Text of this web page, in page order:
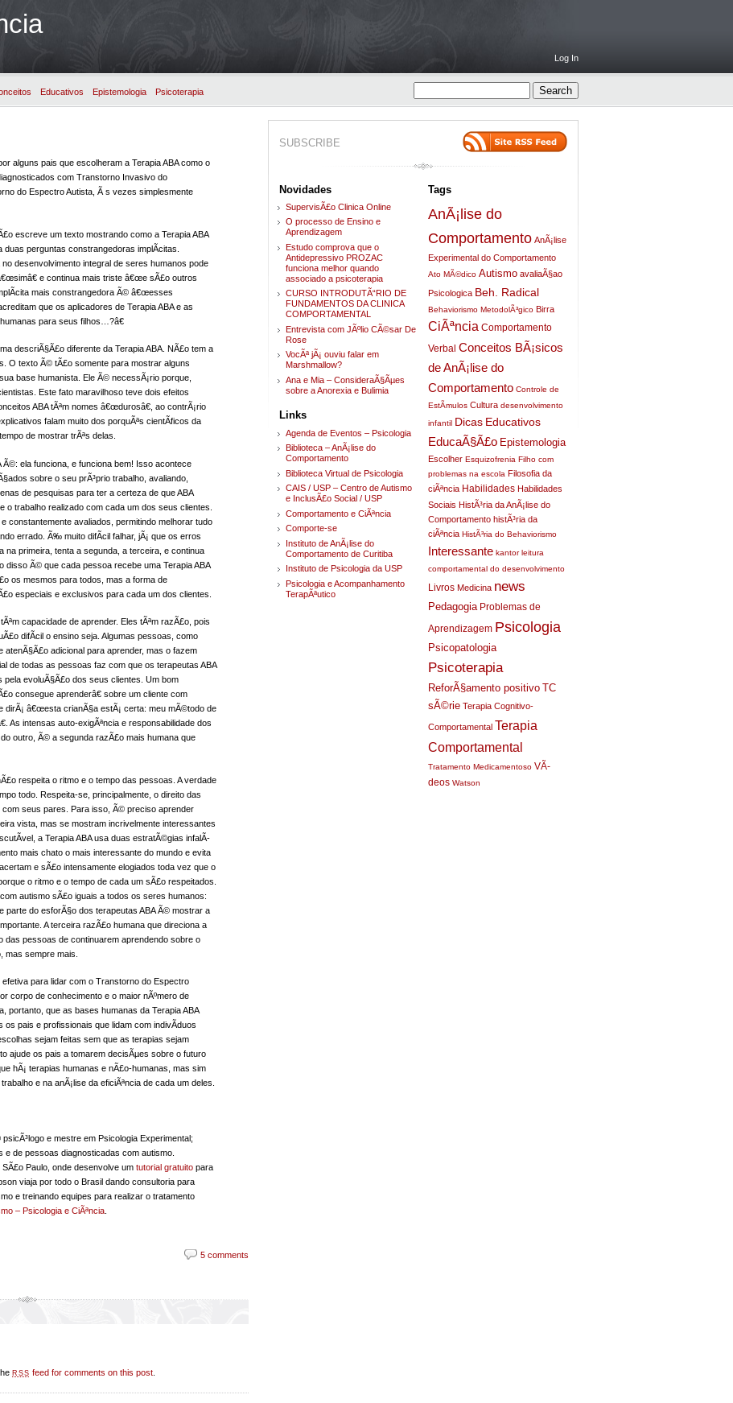
Log In
Educativos Epistemologia Psicoterapia
alguns pais que escolheram a Terapia ABA como o
com Transtorno Invasivo do
do Espectro Autista, Ã s vezes simplesmente
escreve um texto mostrando como a Terapia ABA
perguntas constrangedoras implÃ­citas.
desenvolvimento integral de seres humanos pode
e continua mais triste â€œe sÃ£o outros
mais constrangedora Ã© â€œesses
que os aplicadores de Terapia ABA e as
para seus filhos…?â€
descriÃ§Ã£o diferente da Terapia ABA. NÃ£o tem a
O texto Ã© tÃ£o somente para mostrar alguns
base humanista. Ele Ã© necessÃ¡rio porque,
Este fato maravilhoso teve dois efeitos
ABA tÃªm nomes â€œdurosâ€, ao contrÃ¡rio
falam muito dos porquÃªs cientÃ­ficos da
de mostrar trÃªs delas.
Ã©: ela funciona, e funciona bem! Isso acontece
sobre o seu prÃ³prio trabalho, avaliando,
de pesquisas para ter a certeza de que ABA
trabalho realizado com cada um dos seus clientes.
constantemente avaliados, permitindo melhorar tudo
errado. Ã‰ muito difÃ­cil falhar, jÃ¡ que os erros
na primeira, tenta a segunda, a terceira, e continua
Ã© que cada pessoa recebe uma Terapia ABA
os mesmos para todos, mas a forma de
especiais e exclusivos para cada um dos clientes.
capacidade de aprender. Eles tÃªm razÃ£o, pois
difÃ­cil o ensino seja. Algumas pessoas, como
adicional para aprender, mas o fazem
de todas as pessoas faz com que os terapeutas ABA
evoluÃ§Ã£o dos seus clientes. Um bom
consegue aprenderâ€ sobre um cliente com
â€œesta crianÃ§a estÃ¡ certa: meu mÃ©todo de
As intensas auto-exigÃªncia e responsabilidade dos
outro, Ã© a segunda razÃ£o mais humana que
respeita o ritmo e o tempo das pessoas. A verdade
todo. Respeita-se, principalmente, o direito das
seus pares. Para isso, Ã© preciso aprender
vista, mas se mostram incrivelmente interessantes
a Terapia ABA usa duas estratÃ©gias infalÃ­
mais chato o mais interessante do mundo e evita
e sÃ£o intensamente elogiados toda vez que o
o ritmo e o tempo de cada um sÃ£o respeitados.
autismo sÃ£o iguais a todos os seres humanos:
parte do esforÃ§o dos terapeutas ABA Ã© mostrar a
A terceira razÃ£o humana que direciona a
das pessoas de continuarem aprendendo sobre o
mas sempre mais.
para lidar com o Transtorno do Espectro
corpo de conhecimento e o maior nÃºmero de
portanto, que as bases humanas da Terapia ABA
pais e profissionais que lidam com indivÃ­duos
sejam feitas sem que as terapias sejam
ajude os pais a tomarem decisÃµes sobre o futuro
hÃ¡ terapias humanas e nÃ£o-humanas, mas sim
e na anÃ¡lise da eficiÃªncia de cada um deles.
e mestre em Psicologia Experimental;
de pessoas diagnosticadas com autismo.
Paulo, onde desenvolve um tutorial gratuito para
viaja por todo o Brasil dando consultoria para
e treinando equipes para realizar o tratamento
– Psicologia e CiÃªncia
5 comments
RSS feed for comments on this post.
SUBSCRIBE
Novidades
SupervisÃ£o Clinica Online
O processo de Ensino e
Aprendizagem
Estudo comprova que o
Antidepressivo PROZAC
funciona melhor quando
associado a psicoterapia
CURSO INTRODUTÃ“RIO DE
FUNDAMENTOS DA CLINICA
COMPORTAMENTAL
Entrevista com JÃºlio CÃ©sar De
Rose
VocÃª jÃ¡ ouviu falar em
Marshmallow?
Ana e Mia – ConsideraÃ§Ãµes
sobre a Anorexia e Bulimia
Links
Agenda de Eventos – Psicologia
Biblioteca – AnÃ¡lise do
Comportamento
Biblioteca Virtual de Psicologia
CAIS / USP – Centro de Autismo
e InclusÃ£o Social / USP
Comportamento e CiÃªncia
Comporte-se
Instituto de AnÃ¡lise do
Comportamento de Curitiba
Instituto de Psicologia da USP
Psicologia e Acompanhamento
TerapÃªutico
Tags
AnÃ¡lise do
Comportamento AnÃ¡lise
Experimental do Comportamento
Ato MÃ©dico Autismo avaliaÃ§ao
Psicologica Beh. Radical
Behaviorismo MetodolÃ³gico Birra
CiÃªncia Comportamento
Verbal Conceitos BÃ¡sicos
de AnÃ¡lise do
Comportamento Controle de
EstÃ­mulos Cultura desenvolvimento
infantil Dicas Educativos
EducaÃ§Ã£o Epistemologia
Escolher Esquizofrenia Filho com
problemas na escola Filosofia da
ciÃªncia Habilidades Habilidades
Sociais HistÃ³ria da AnÃ¡lise do
Comportamento histÃ³ria da
ciÃªncia HistÃ³ria do Behaviorismo
Interessante kantor leitura
comportamental do desenvolvimento
Livros Medicina news
Pedagogia Problemas de
Aprendizagem Psicologia
Psicopatologia
Psicoterapia
ReforÃ§amento positivo TC
sÃ©rie Terapia Cognitivo-
Comportamental Terapia
Comportamental
Tratamento Medicamentoso VÃ­
deos Watson